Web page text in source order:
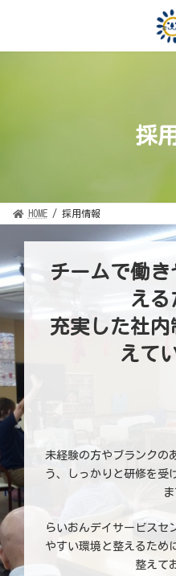
ツ
シ
採
HOME 採用情報
チームで働
える
充実した社
えて
未経験の方やブランクの
う、しっかりと研修を受
ま
らいおんデイサービスセ
やすい環境と整えるため
整えて